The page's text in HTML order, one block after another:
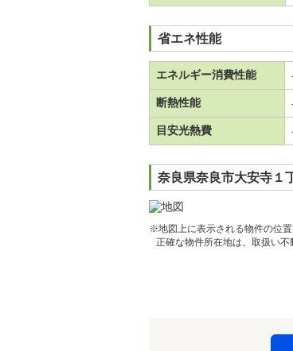
省エネ性能
エネルギー消費性能
断熱性能
目安光熱費
奈良県奈良市大安寺１
※地図上に表示される物件の位
正確な物件所在地は、取扱い不